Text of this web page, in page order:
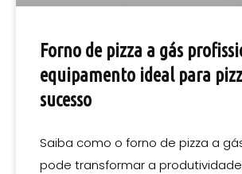
Forno de pizza a gás
equipamento ideal para
sucesso
Saiba como o forno de pizza a
pode transformar a